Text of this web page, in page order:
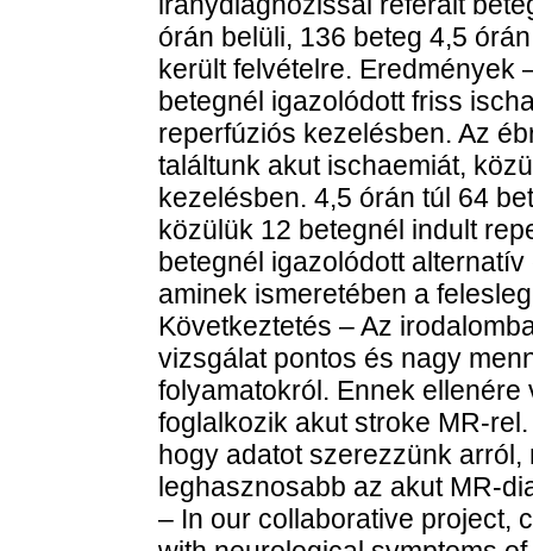
órán belüli, 136 beteg 4,5
került felvételre. Eredmények
betegnél igazolódott friss
reperfúziós kezelésben. Az
találtunk akut ischaemiát,
kezelésben. 4,5 órán túl 64
közülük 12 betegnél indult
betegnél igazolódott
aminek ismeretében a
Következtetés – Az
vizsgálat pontos és nagy
folyamatokról. Ennek
foglalkozik akut stroke MR-
hogy adatot szerezzünk
leghasznosabb az akut MR-
– In our collaborative project,